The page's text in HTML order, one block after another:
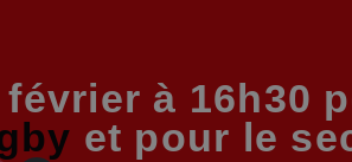
février à 16h30
et pour le